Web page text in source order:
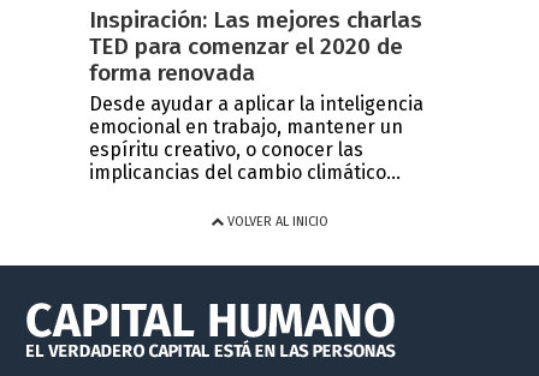
Inspiración: Las mejores charlas
TED para comenzar el 2020 de
forma renovada
Desde ayudar a aplicar la inteligencia
emocional en trabajo, mantener un
espíritu creativo, o conocer las
implicancias del cambio climático...
VOLVER AL INICIO